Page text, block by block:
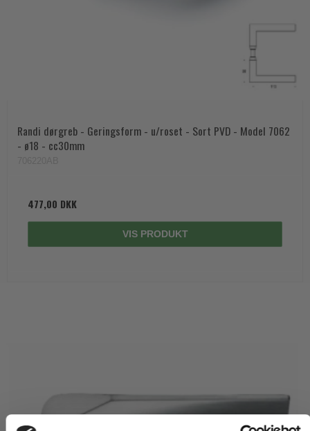
Randi dørgreb - Geringsform - u/roset - Sort PVD - Model 7062
- ø18 - cc30mm
477,00 DKK
VIS PRODUKT